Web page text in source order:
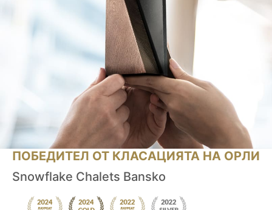
ПОБЕДИТЕЛ ОТ КЛАСАЦИЯТА НА ОРЛИ
Snowflake Chalets Bansko